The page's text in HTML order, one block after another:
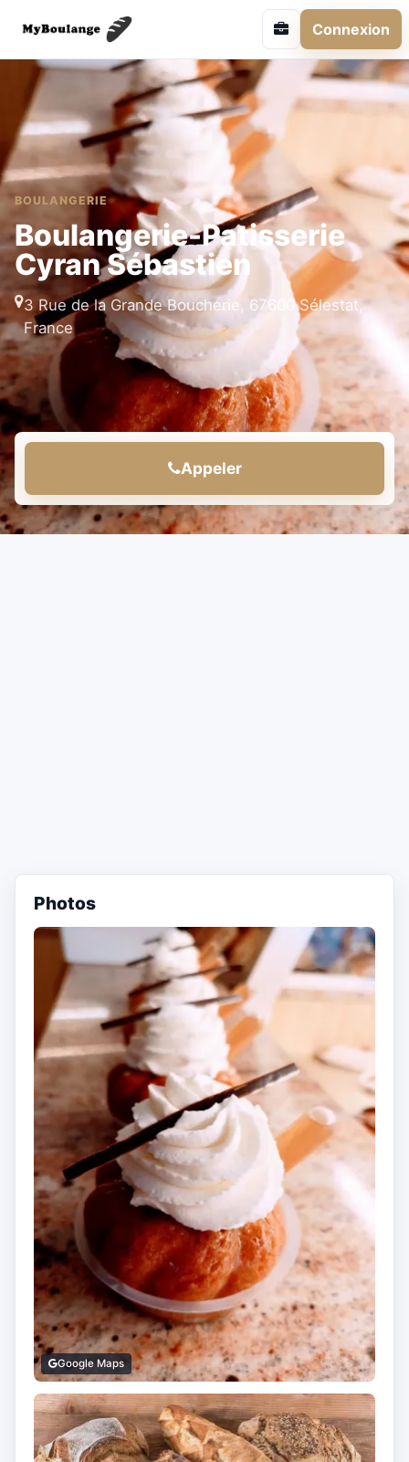
Connexion
BOULANGERIE
Boulangerie-Patisserie
Cyran Sébastien
3 Rue de la Grande Boucherie, 67600 Sélestat,
France
Appeler
Photos
Google Maps